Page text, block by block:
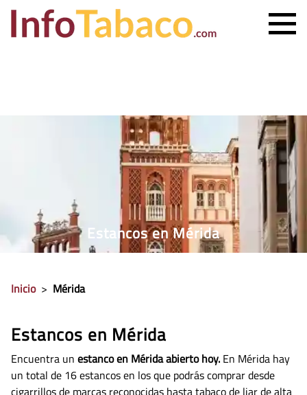
ESTANCO MÁS CERCANO
Estancos en Mérida
Inicio > Mérida
Estancos en Mérida
Encuentra un estanco en Mérida abierto hoy. En Mérida hay
un total de 16 estancos en los que podrás comprar desde
cigarrillos de marcas reconocidas hasta tabaco de liar de alta